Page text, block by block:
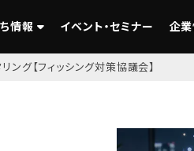
情報 イベント・セミナー 企
グ【フィッシング対策協議会】